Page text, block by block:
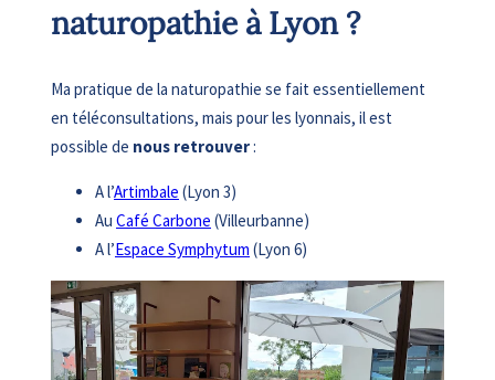
naturopathie à Lyon ?
Ma pratique de la naturopathie se fait essentiellement
en téléconsultations, mais pour les lyonnais, il est
possible de nous retrouver:
A l’Artimbale (Lyon 3)
Au Café Carbone (Villeurbanne)
A l’Espace Symphytum (Lyon 6)